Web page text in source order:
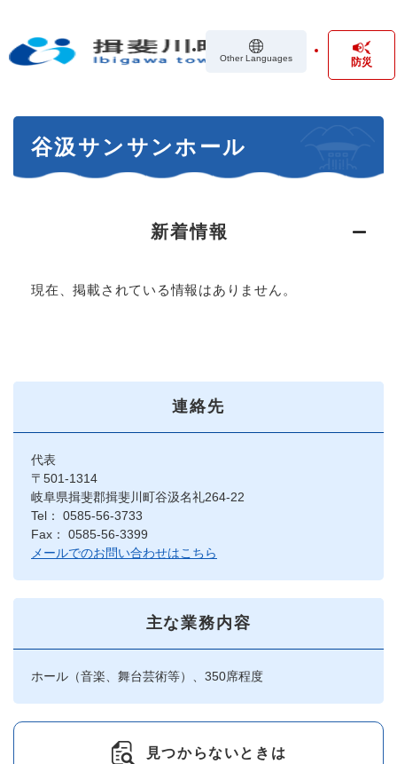
の
Other Languages 防災
谷汲サンサンホール
新着情報
現在、掲載されている情報はありません。
連絡先
代表
〒501-1314
岐阜県揖斐郡揖斐川町谷汲名礼264-22
Tel： 0585-56-3733
Fax： 0585-56-3399
メールでのお問い合わせはこちら
主な業務内容
ホール（音楽、舞台芸術等）、350席程度
見つからないときは